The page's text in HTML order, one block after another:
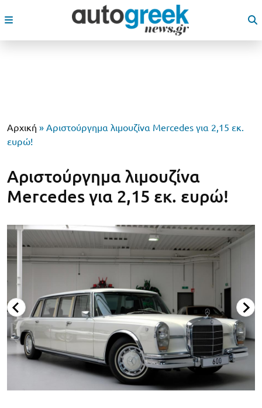
Αρχική » Αριστούργημα λιμουζίνα Mercedes για 2,15 εκ.
ευρώ!
Αριστούργημα λιμουζίνα
Mercedes για 2,15 εκ. ευρώ!